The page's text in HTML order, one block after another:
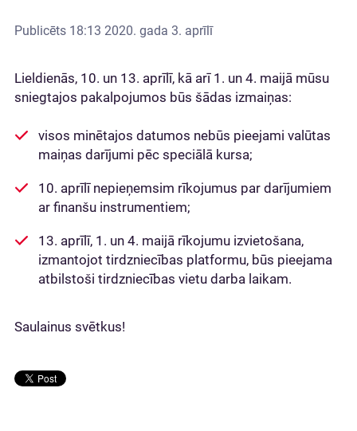
Publicēts 18:13 2020. gada 3. aprīlī
Lieldienās, 10. un 13. aprīlī, kā arī 1. un 4. maijā mūsu
sniegtajos pakalpojumos būs šādas izmaiņas:
visos minētajos datumos nebūs pieejami valūtas
maiņas darījumi pēc speciālā kursa;
10. aprīlī nepieņemsim rīkojumus par darījumiem
ar finanšu instrumentiem;
13. aprīlī, 1. un 4. maijā rīkojumu izvietošana,
izmantojot tirdzniecības platformu, būs pieejama
atbilstoši tirdzniecības vietu darba laikam.
Saulainus svētkus!